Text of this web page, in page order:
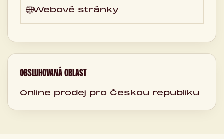
🌐Webové stránky
OBSLUHOVANÁ OBLAST
Online prodej pro Českou republiku